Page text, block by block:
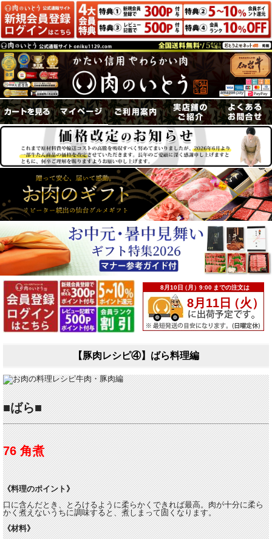
【豚肉レシピ④】ばら料理編
■ばら■
76 角煮
《料理のポイント》
口に含んだとき、とろけるように柔らかくできれば最高。肉が十分に柔ら
かく煮えないうちに調味すると、煮しまって固くなります。
《材料》